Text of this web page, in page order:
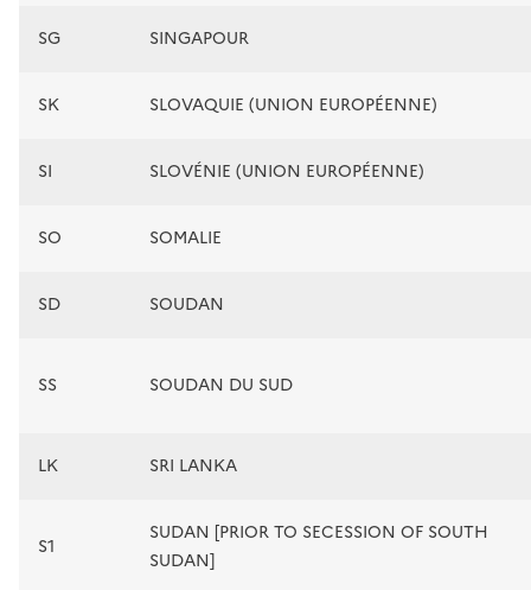
SG SINGAPOUR
SK SLOVAQUIE (UNION EUROPÉENNE)
SI SLOVÉNIE (UNION EUROPÉENNE)
SO SOMALIE
SD SOUDAN
SS SOUDAN DU SUD
LK SRI LANKA
S1
SUDAN [PRIOR TO SECESSION OF SOUTH
SUDAN]